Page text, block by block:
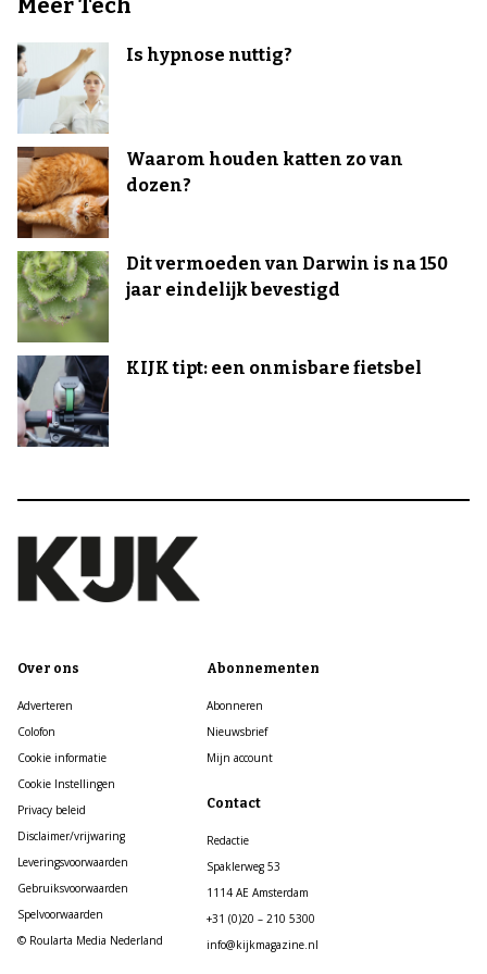
Meer Tech
Is hypnose nuttig?
Waarom houden katten zo van
dozen?
Dit vermoeden van Darwin is na 150
jaar eindelijk bevestigd
KIJK tipt: een onmisbare fietsbel
Over ons
Adverteren
Colofon
Cookie informatie
Cookie Instellingen
Privacy beleid
Disclaimer/vrijwaring
Leveringsvoorwaarden
Gebruiksvoorwaarden
Spelvoorwaarden
© Roularta Media Nederland
Abonnementen
Abonneren
Nieuwsbrief
Mijn account
Contact
Redactie
Spaklerweg 53
1114 AE Amsterdam
+31 (0)20 – 210 5300
info@kijkmagazine.nl